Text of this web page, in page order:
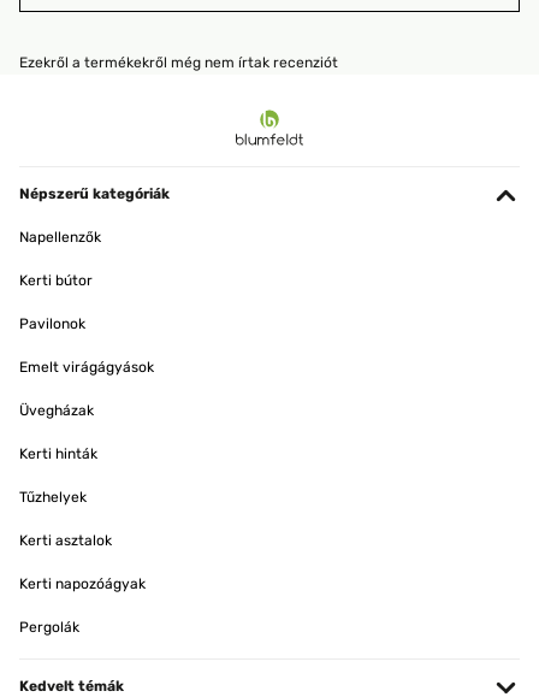
Ezekről a termékekről még nem írtak recenziót
Népszerű kategóriák
Napellenzők
Kerti bútor
Pavilonok
Emelt virágágyások
Üvegházak
Kerti hinták
Tűzhelyek
Kerti asztalok
Kerti napozóágyak
Pergolák
Kedvelt témák